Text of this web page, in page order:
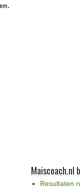
Maiscoach.nl
Resultaten